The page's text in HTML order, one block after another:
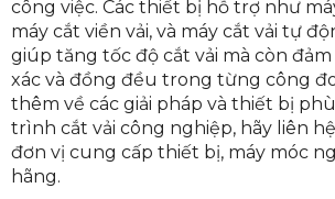
công việc. Các thiết bị hỗ trợ như
máy cắt viền vải, và máy cắt vải tự
giúp tăng tốc độ cắt vải mà còn
xác và đồng đều trong từng công
thêm về các giải pháp và thiết bị
trình cắt vải công nghiệp, hãy liên
đơn vị cung cấp thiết bị, máy móc
hãng.